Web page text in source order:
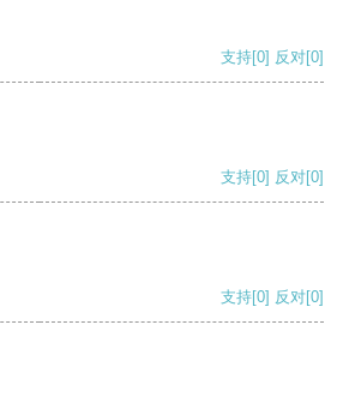
支持[0] 反对[0]
支持[0] 反对[0]
支持[0] 反对[0]